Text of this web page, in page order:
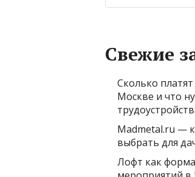
Свежие
Сколько
Москве и что
Madmetal.ru —
выбрать для
Лофт как